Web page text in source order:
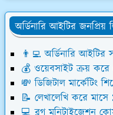
অর্ডিনারি আইটির জনপ্রিয়
👨‍💻 অর্ডিনারি আইটির
💰 ওয়েবসাইট ক্রয়
💸 ডিজিটাল মার্কেটিং
📝 লেখালেখি করে